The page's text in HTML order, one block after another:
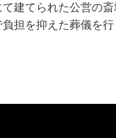
建てられた公営の
担を抑えた葬儀を行